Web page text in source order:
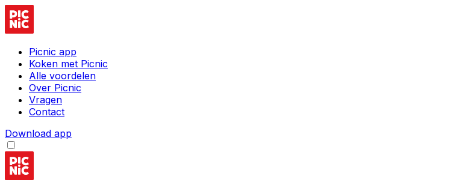
Picnic app
Koken met Picnic
Alle voordelen
Over Picnic
Vragen
Contact
Download app